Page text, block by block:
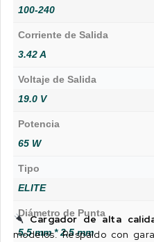
100-240
Corriente de Salida
3.42 A
Voltaje de Salida
19.0 V
Potencia
65 W
Tipo
ELITE
Diámetro de Punta
5.5 mm * 2.5 mm
Cargador de alta
modelos. Respaldo con